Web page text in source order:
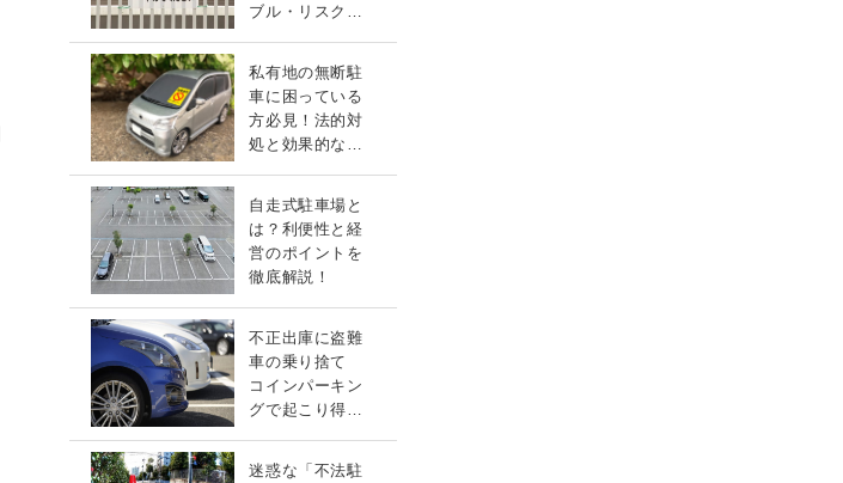
ブル・リスク対
私有地の無断駐
車に困っている
方必見！法的対
処と効果的な対
自走式駐車場と
は？利便性と経
営のポイントを
徹底解説！
不正出庫に盗難
車の乗り捨て
コインパーキン
グで起こり得る
迷惑な「不法駐